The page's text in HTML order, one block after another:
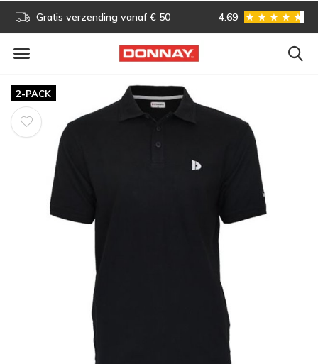
Gratis verzending vanaf € 50 Gratis omruilen
4.69
2-PACK